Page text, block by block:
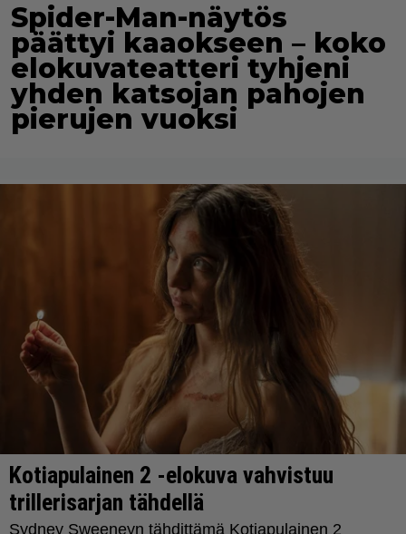
Spider-Man-näytös
päättyi kaaokseen – koko
elokuvateatteri tyhjeni
yhden katsojan pahojen
pierujen vuoksi